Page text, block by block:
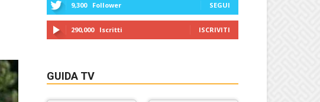
9,300 Follower SEGUI
290,000 Iscritti ISCRIVITI
GUIDA TV